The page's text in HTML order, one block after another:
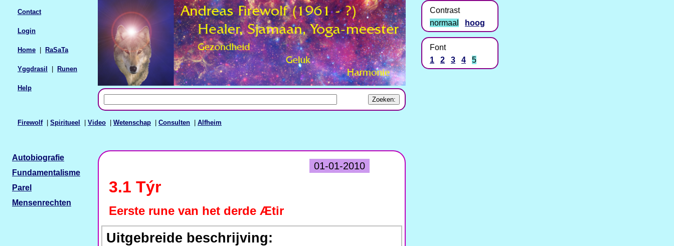
Firewolf| Spiritueel Video Wetenschap Consulten Alfheim
Contact
Login
Home RaSaTa
Yggdrasil Runen
Help
01-01-2010
3.1 Týr
Eerste rune van het derde Ætir
Uitgebreide beschrijving:
Autobiografie
Fundamentalisme
Parel
Mensenrechten
Contrast
normaal
hoog
Font
1
2 3 4 5